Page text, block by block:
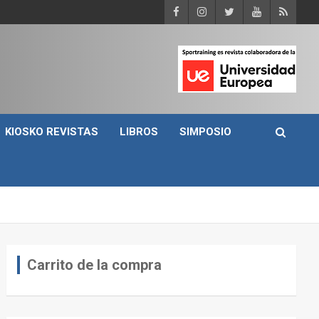
KIOSKO REVISTAS LIBROS SIMPOSIO
Carrito de la compra